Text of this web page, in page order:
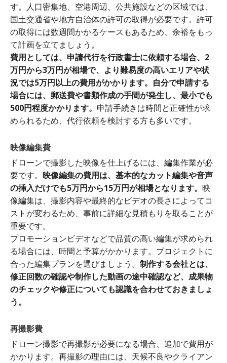
す。人口密集地、空港周辺、公共施設などの区域では、
国土交通省や地方自治体の許可の取得が必要です。許可
の取得には数週間かかるケースもあるため、余裕をもっ
て計画を立てましょう。
費用としては、申請代行を行政書士に依頼する場合、2
万円から3万円が相場で、より難易度の高いエリアや状
況では5万円以上の費用がかかります。自分で申請する
場合には、郵送費や書類作成の手間が発生し、最小でも
500円程度かかります。 申請手続きは時間と正確性が求
められるため、代行依頼を検討する方も多いです。
映像編集費
ドローンで撮影した映像を仕上げるには、編集作業が必
要です。 映像編集の費用は、基本的なカット編集や音声
の挿入だけでも5万円から15万円が相場となります。 映
像編集は、撮影内容や最終的なビデオの長さによってコ
ストが変わるため、事前に詳細な見積もりを取ることが
重要です。
プロモーションビデオなどで品質の高い編集が求められ
る場合には、時間と予算がかかります。プロジェクトに
合った編集プランを選びましょう。 制作する会社とは、
修正回数の確認や制作した動画の途中確認など、成果物
のチェックや修正についても認識を合わせておきましょ
う。
再撮影費
ドローン撮影で再撮影が必要になる場合、追加で費用が
かかります。再撮影の理由には、天候不良やクライアン